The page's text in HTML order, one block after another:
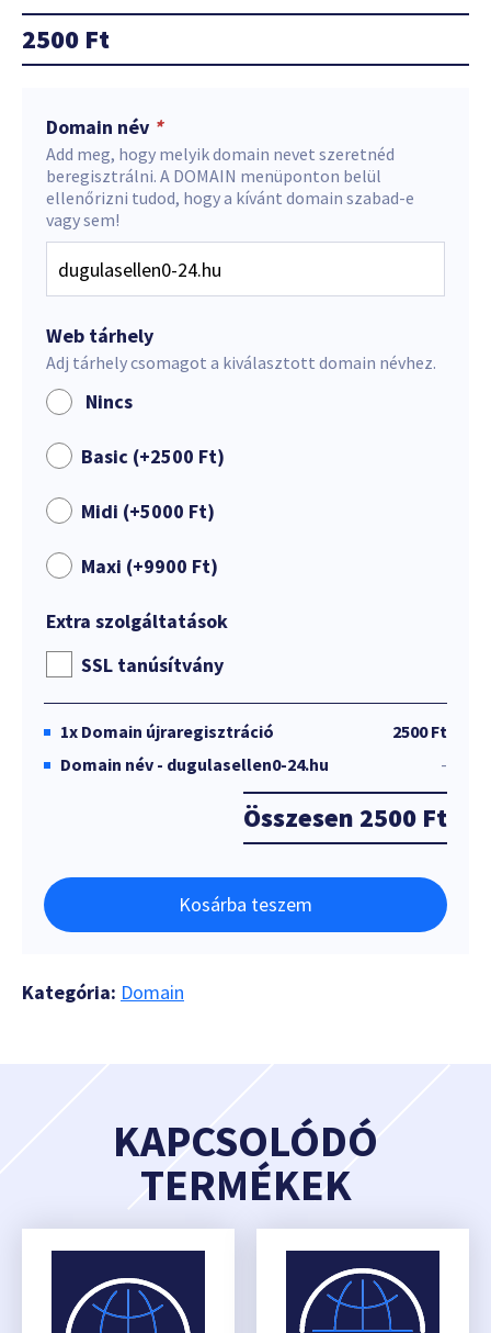
2500 Ft
Domain név *
Add meg, hogy melyik domain nevet szeretnéd
beregisztrálni. A DOMAIN menüponton belül
ellenőrizni tudod, hogy a kívánt domain szabad-e
vagy sem!
Web tárhely
Adj tárhely csomagot a kiválasztott domain névhez.
Nincs
Basic (+2500 Ft)
Midi (+5000 Ft)
Maxi (+9900 Ft)
Extra szolgáltatások
SSL tanúsítvány
1x Domain újraregisztráció
2500 Ft
Domain név - dugulasellen0-24.hu
-
Összesen 2500 Ft
Kosárba teszem
Kategória: Domain
KAPCSOLÓDÓ
TERMÉKEK